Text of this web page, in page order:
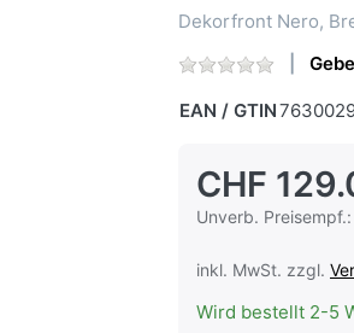
Dekorfront Nero,
EAN / GTIN
CHF
Unverb. Preisempf.:
Die UVP ist der
inkl. MwSt. zzgl.
Wird bestellt 2-5